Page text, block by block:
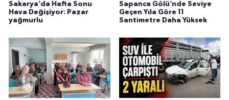
Sakarya’da Hafta Sonu
Hava Değişiyor: Pazar
yağmurlu
Sapanca Gölü’nde Seviye
Geçen Yıla Göre 11
Santimetre Daha Yüksek